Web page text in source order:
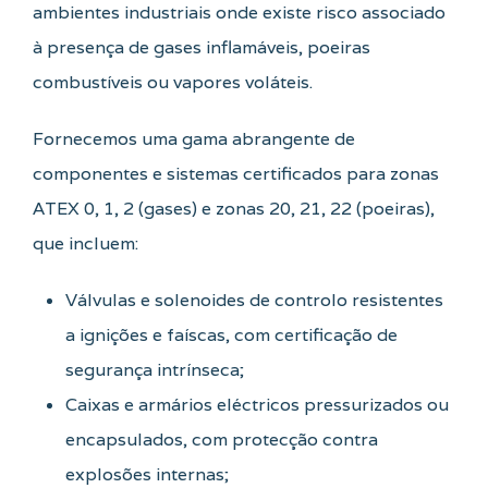
ambientes industriais onde existe risco associado
à presença de gases inflamáveis, poeiras
combustíveis ou vapores voláteis.
Fornecemos uma gama abrangente de
componentes e sistemas certificados para zonas
ATEX 0, 1, 2 (gases) e zonas 20, 21, 22 (poeiras),
que incluem:
Válvulas e solenoides de controlo resistentes
a ignições e faíscas, com certificação de
segurança intrínseca;
Caixas e armários eléctricos pressurizados ou
encapsulados, com protecção contra
explosões internas;